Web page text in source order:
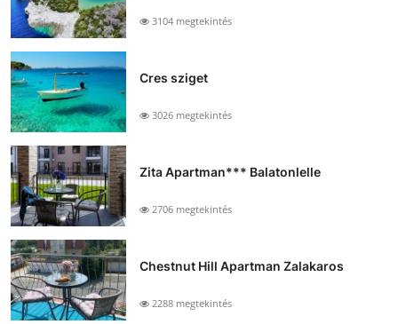
3104 megtekintés
Cres sziget
3026 megtekintés
Zita Apartman*** Balatonlelle
2706 megtekintés
Chestnut Hill Apartman Zalakaros
2288 megtekintés